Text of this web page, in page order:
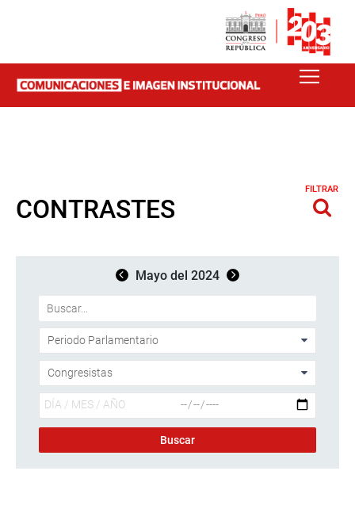
CONTRASTES
FILTRAR
Mayo del 2024